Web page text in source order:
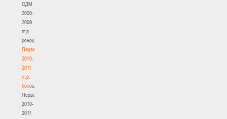
ОДМ
2008-
2009
гг.р.
(юноши)
Первенство
2010-
2011
гг.р.
(юноши)
Первенство
2010-
2011